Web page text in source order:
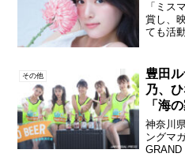
「ミス
賞し、
ても活
ト第4
1...
その他
豊田
乃、
「海
ントも
神奈川
ングマ
GRAND